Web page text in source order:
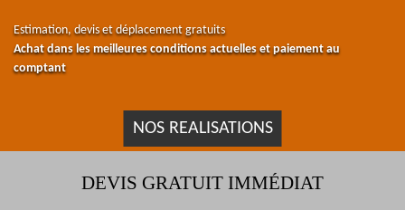
Estimation, devis et déplacement gratuits
Achat dans les meilleures conditions actuelles et paiement au
comptant
NOS REALISATIONS
DEVIS GRATUIT IMMÉDIAT